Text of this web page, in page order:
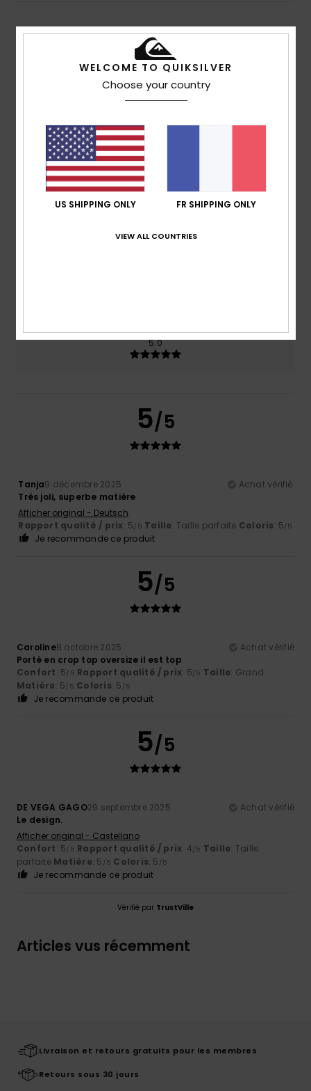
Avis clients
Note moyenne
5.0/5
basé sur3 avis vérifiés
100% de nos clients recommandent ce produit
Coloris
5.0
5/5
Tanja9 décembre 2025
Achat vérifié
Très joli, superbe matière
Afficher original - Deutsch
Rapport qualité / prix: 5/5 Taille: Taille parfaite Coloris: 5/5
Je recommande ce produit
5/5
Caroline8 octobre 2025
Achat vérifié
Porté en crop top oversize il est top
Confort: 5/5 Rapport qualité / prix: 5/5 Taille: Grand
Matière: 5/5 Coloris: 5 /5
Je recommande ce produit
5/5
DE VEGA GAGO29 septembre 2025
Achat vérifié
Le design.
Afficher original - Castellano
Confort: 5/5 Rapport qualité / prix: 4/5 Taille: Taille
parfaite Matière: 5 /5 Coloris: 5 /5
Je recommande ce produit
Vérifié par TrustVille
Articles vus récemment
Livraison et retours gratuits pour les membres
Retours sous 30 jours
WELCOME TO QUIKSILVER
Choose your country
US SHIPPING ONLY FR SHIPPING ONLY
VIEW ALL COUNTRIES